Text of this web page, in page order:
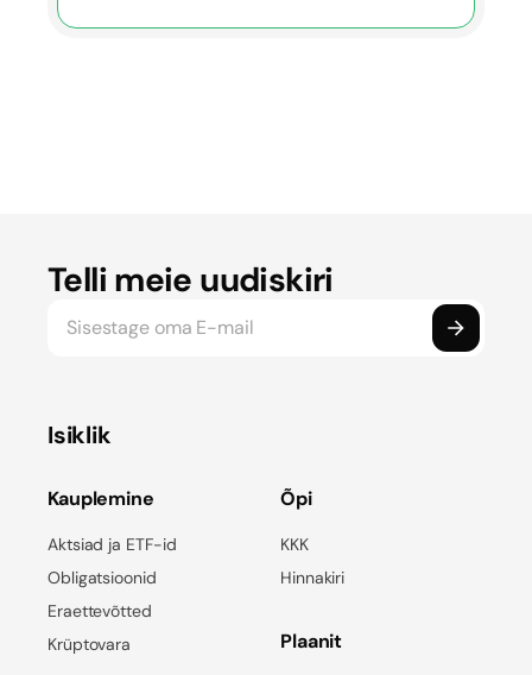
Telli meie uudiskiri
Isiklik
Kauplemine
Aktsiad ja ETF-id
Obligatsioonid
Eraettevõtted
Krüptovara
Õpi
KKK
Hinnakiri
Plaanit